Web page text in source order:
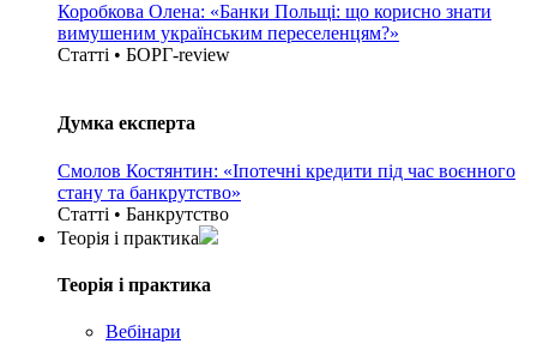
Коробкова Олена: «Банки Польщі: що корисно знати
вимушеним українським переселенцям?»
Статті • БОРГ-review
Думка експерта
Смолов Костянтин: «Іпотечні кредити під час воєнного
стану та банкрутство»
Статті • Банкрутство
Теорія i практика
Теорія i практика
Вебінари